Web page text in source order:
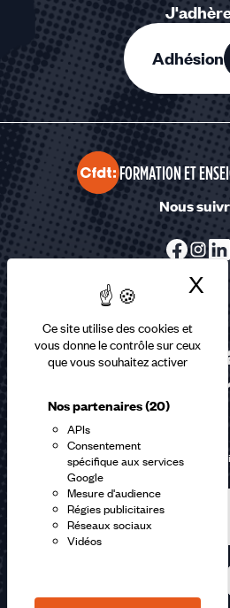
Ce site utilise des cookies et
vous donne le contrôle sur ceux
que vous souhaitez activer
Nos partenaires(20)
APIs
Consentement
spécifique aux services
Google
Mesure d'audience
Régies publicitaires
Réseaux sociaux
Vidéos
X
Adhésion
FORMATION ET
Nous
Abonnez-vous à
En m'inscrivant à la newsletter,
lapolitique de